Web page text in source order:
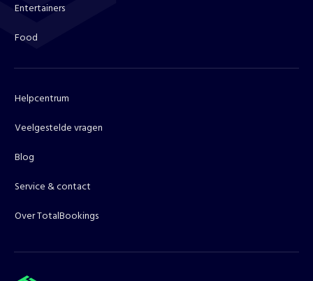
Entertainers
Food
Helpcentrum
Veelgestelde vragen
Blog
Service & contact
Over TotalBookings